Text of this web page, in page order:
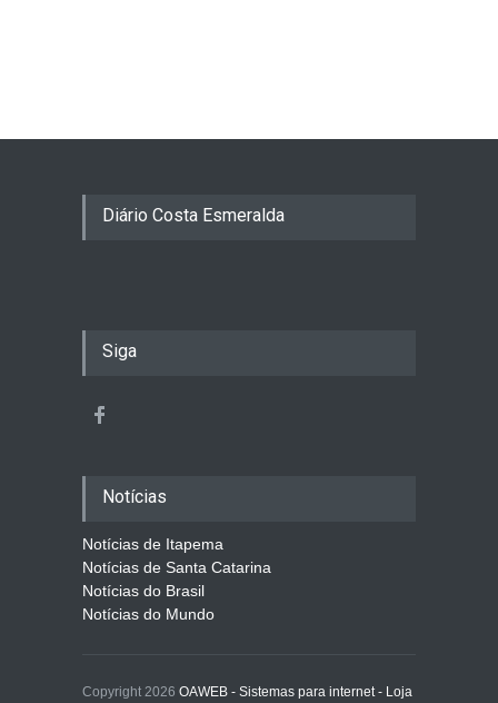
Diário Costa Esmeralda
Siga
Notícias
Notícias de Itapema
Notícias de Santa Catarina
Notícias do Brasil
Notícias do Mundo
Copyright 2026 OAWEB - Sistemas para internet - Loja